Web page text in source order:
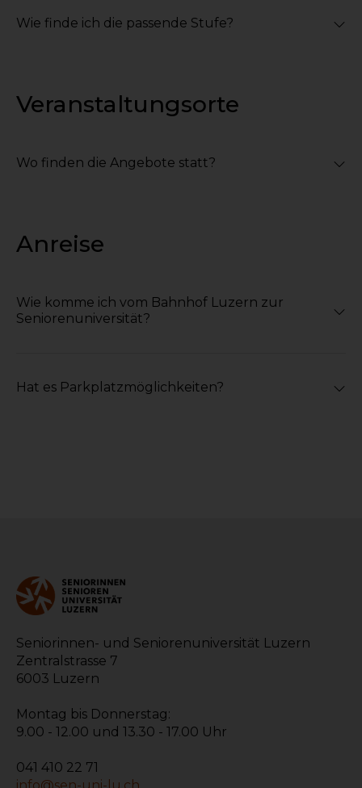
Wie finde ich die passende Stufe?
Veranstaltungsorte
Wo finden die Angebote statt?
Anreise
Wie komme ich vom Bahnhof Luzern zur
Seniorenuniversität?
Hat es Parkplatzmöglichkeiten?
Seniorinnen- und Seniorenuniversität Luzern
Zentralstrasse 7
6003 Luzern
Montag bis Donnerstag:
9.00 - 12.00 und 13.30 - 17.00 Uhr
041 410 22 71